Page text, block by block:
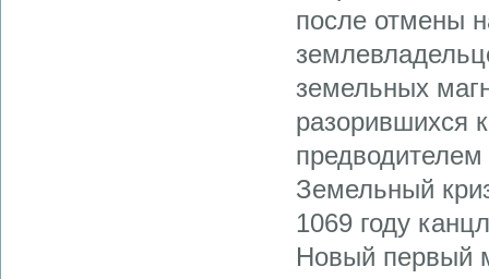
после отмены
земельных
разорившихся
Земельный
1069 году
Новый первый